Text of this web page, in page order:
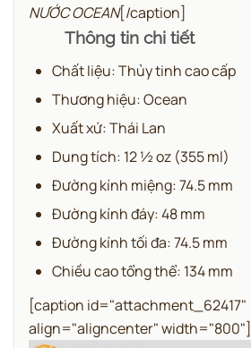
NƯỚC OCEAN[/caption]
Thông tin chi tiết
Chất liệu: Thủy tinh cao cấp
Thương hiệu: Ocean
Xuất xứ: Thái Lan
Dung tích: 12 ½ oz (355 ml)
Đường kính miệng: 74.5 mm
Đường kính đáy: 48 mm
Đường kính tối đa: 74.5 mm
Chiều cao tổng thể: 134 mm
[caption id="attachment_62417"
align="aligncenter" width="800"]